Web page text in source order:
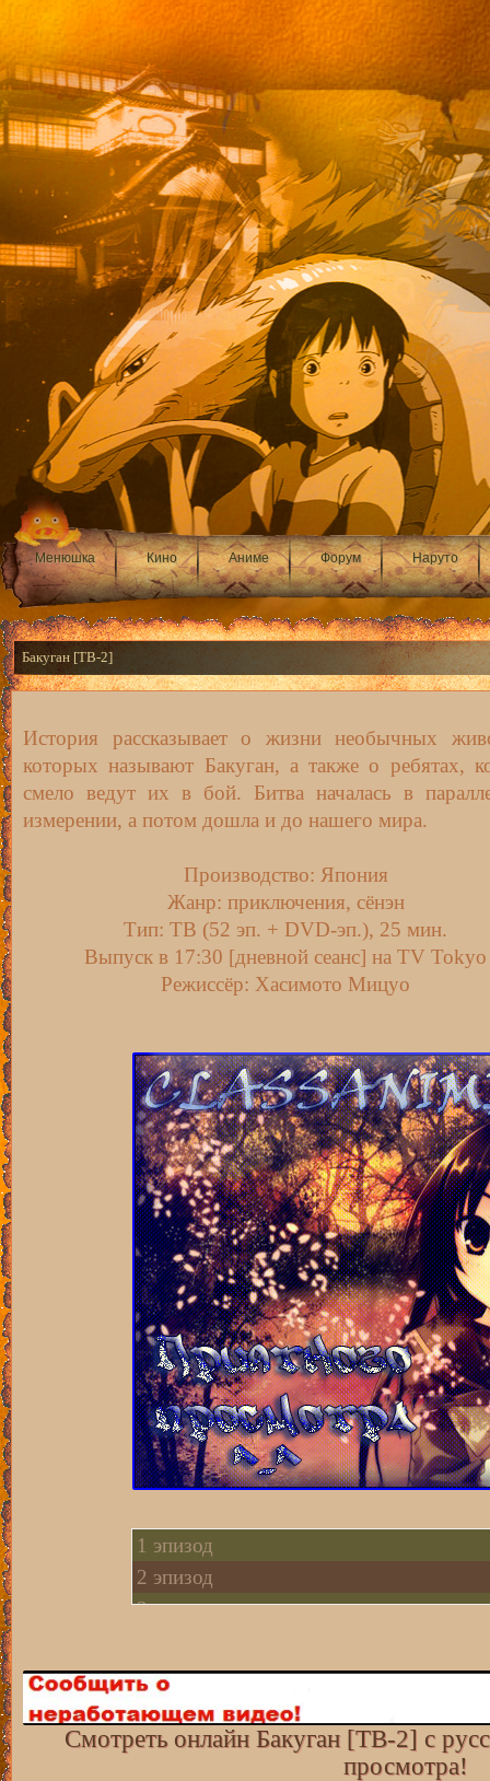
Менюшка Кино Аниме Форум Наруто
Бакуган [ТВ-2]
История рассказывает о жизни необычных
которых называют Бакуган, а также о ребятах,
смело ведут их в бой. Битва началась в
измерении, а потом дошла и до нашего мира.
Производство: Япония
Жанр: приключения, сёнэн
Тип: ТВ (52 эп. + DVD-эп.), 25 мин.
Выпуск в 17:30 [дневной сеанс] на TV Tokyo
Режиссёр: Хасимото Мицуо
1 эпизод
2 эпизод
3 эпизод
5 эпизод
6 эпизод
7 эпизод
Смотреть онлайн Бакуган [ТВ-2] с
просмотра!